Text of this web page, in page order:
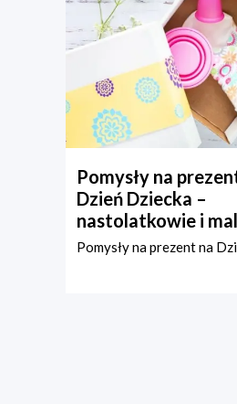
Pomysły na
Dzień Dziecka –
nastolatkowie i
Pomysły na prezent na